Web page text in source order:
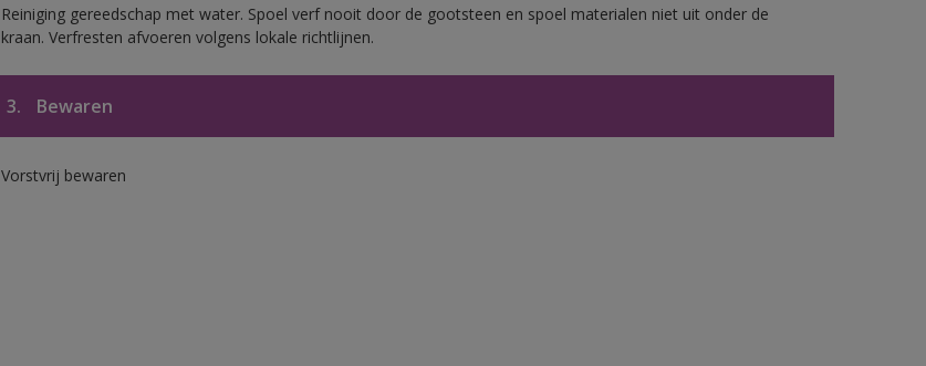
Reiniging gereedschap met water. Spoel verf nooit door de gootsteen en spoel materialen niet uit onder de
kraan. Verfresten afvoeren volgens lokale richtlijnen.
3. Bewaren
Vorstvrij bewaren